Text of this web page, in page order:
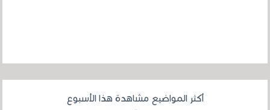
أكثر المواضيع مشاهدة هذا الأسبوع